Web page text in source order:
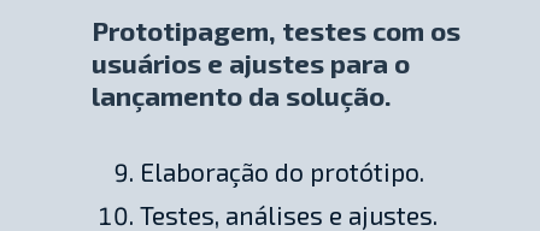
Prototipagem, testes com os
usuários e ajustes para o
lançamento da solução.
Elaboração do protótipo.
Testes, análises e ajustes.